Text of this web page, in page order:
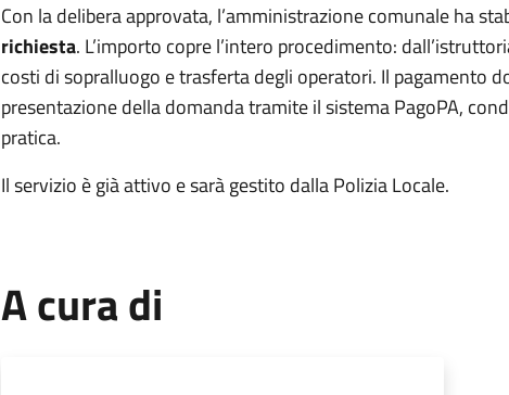
Con la delibera approvata, l’amministrazione comunale ha
richiesta. L’importo copre l’intero procedimento:
costi di sopralluogo e trasferta degli operatori. Il pagamento
presentazione della domanda tramite il sistema PagoPA,
pratica.
Il servizio è già attivo e sarà gestito dalla Polizia Locale.
A cura di